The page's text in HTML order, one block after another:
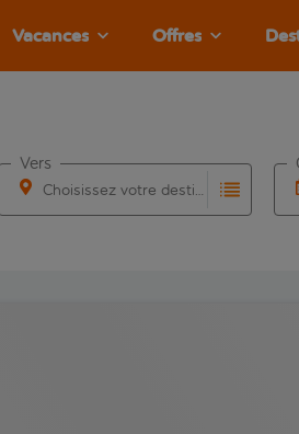
Vacances Offres
Choisissez votre destination
Vers